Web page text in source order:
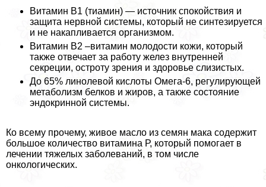
Витамин В1 (тиамин) — источник спокойствия и
защита нервной системы, который не синтезируется
и не накапливается организмом.
Витамин В2 –витамин молодости кожи, который
также отвечает за работу желез внутренней
секреции, остроту зрения и здоровье слизистых.
До 65% линолевой кислоты Омега-6, регулирующей
метаболизм белков и жиров, а также состояние
эндокринной системы.
Ко всему прочему, живое масло из семян мака содержит
большое количество витамина Р, который помогает в
лечении тяжелых заболеваний, в том числе
oнкoлoгических.